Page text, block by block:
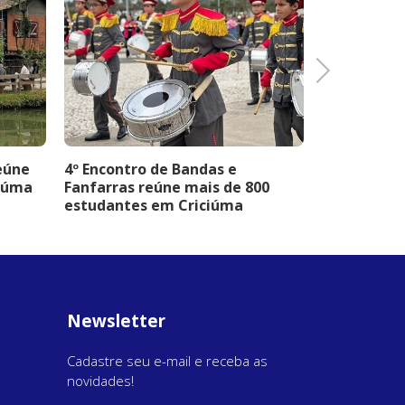
4º Encontro de Bandas e
Fanfarras reúne mais de 800
estudantes em Criciúma
Next
Newsletter
Cadastre seu e-mail e receba as
novidades!